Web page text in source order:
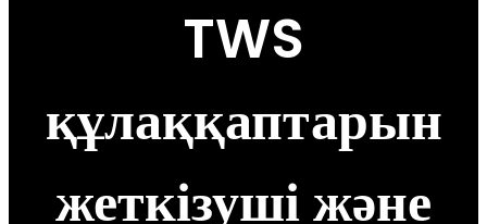
TWS
құлаққаптарын
жеткізуші және